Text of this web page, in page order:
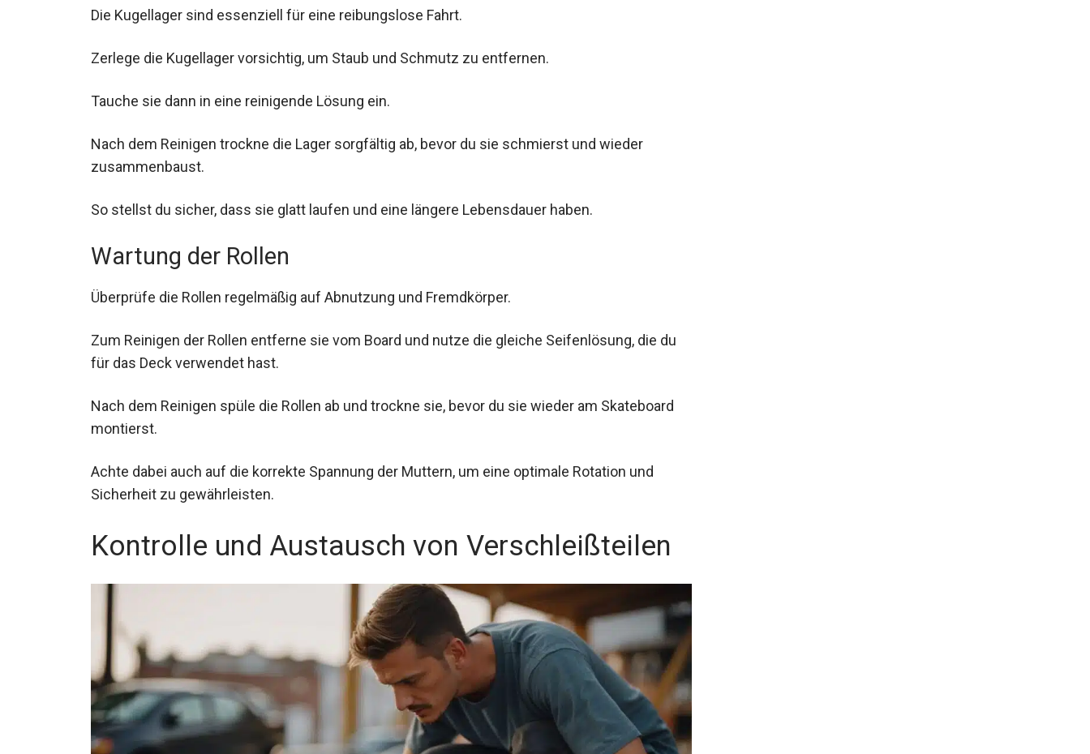
Die Kugellager sind essenziell für eine reibungslose Fahrt.
Zerlege die Kugellager vorsichtig, um Staub und Schmutz zu entfernen.
Tauche sie dann in eine reinigende Lösung ein.
Nach dem Reinigen trockne die Lager sorgfältig ab, bevor du sie schmierst und wieder
zusammenbaust.
So stellst du sicher, dass sie glatt laufen und eine längere Lebensdauer haben.
Wartung der Rollen
Überprüfe die Rollen regelmäßig auf Abnutzung und Fremdkörper.
Zum Reinigen der Rollen entferne sie vom Board und nutze die gleiche Seifenlösung, die du
für das Deck verwendet hast.
Nach dem Reinigen spüle die Rollen ab und trockne sie, bevor du sie wieder am Skateboard
montierst.
Achte dabei auch auf die korrekte Spannung der Muttern, um eine optimale Rotation und
Sicherheit zu gewährleisten.
Kontrolle und Austausch von Verschleißteilen